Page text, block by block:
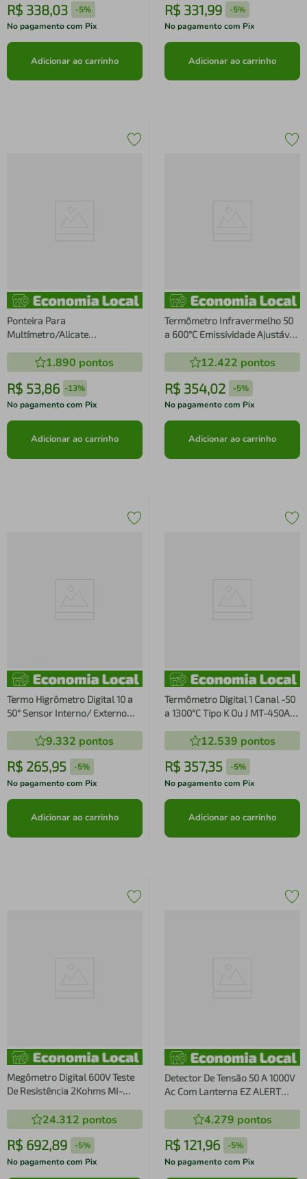
R$ 338,03 -5%
No pagamento com Pix
Adicionar ao carrinho
R$ 331,99 -5%
No pagamento com Pix
Adicionar ao carrinho
Ponteira Para
Multímetro/Alicate
MTL-18 Minipa
1.890 pontos
R$ 53,86 -13%
No pagamento com Pix
Adicionar ao carrinho
Termômetro Infravermelho 50
a 600°C Emissividade Ajustável
12.422 pontos
R$ 354,02 -5%
No pagamento com Pix
Adicionar ao carrinho
Termo Higrômetro Digital 10 a
50° Sensor Interno/ Externo
9.332 pontos
R$ 265,95 -5%
No pagamento com Pix
Adicionar ao carrinho
Termômetro Digital 1 Canal -50
a 1300°C Tipo K Ou J MT-450A
12.539 pontos
R$ 357,35 -5%
No pagamento com Pix
Adicionar ao carrinho
Megômetro Digital 600V Teste
De Resistência 2Kohms MI-
24.312 pontos
R$ 692,89 -5%
No pagamento com Pix
Detector De Tensão 50 A 1000V
Ac Com Lanterna EZ ALERT
4.279 pontos
R$ 121,96 -5%
No pagamento com Pix